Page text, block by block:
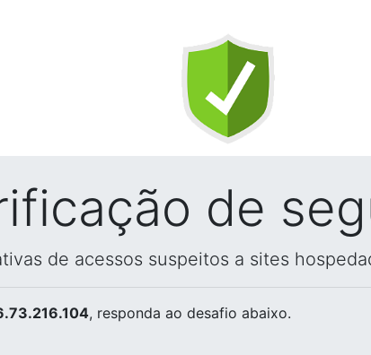
de
de acessos suspeitos a sites
, responda ao desafio abaixo.